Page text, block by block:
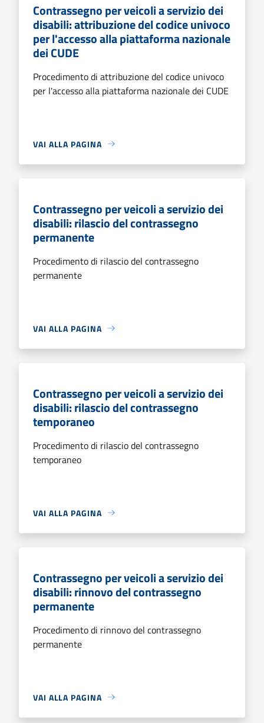
Contrassegno per veicoli a servizio dei
disabili: attribuzione del codice univoco
per l'accesso alla piattaforma nazionale
dei CUDE
Procedimento di attribuzione del codice univoco
per l'accesso alla piattaforma nazionale dei CUDE
VAI ALLA PAGINA
Contrassegno per veicoli a servizio dei
disabili: rilascio del contrassegno
permanente
Procedimento di rilascio del contrassegno
permanente
VAI ALLA PAGINA
Contrassegno per veicoli a servizio dei
disabili: rilascio del contrassegno
temporaneo
Procedimento di rilascio del contrassegno
temporaneo
VAI ALLA PAGINA
Contrassegno per veicoli a servizio dei
disabili: rinnovo del contrassegno
permanente
Procedimento di rinnovo del contrassegno
permanente
VAI ALLA PAGINA